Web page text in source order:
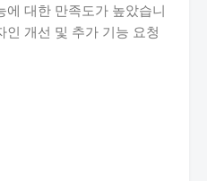
에 대한 만족도가 높았습니
인 개선 및 추가 기능 요청